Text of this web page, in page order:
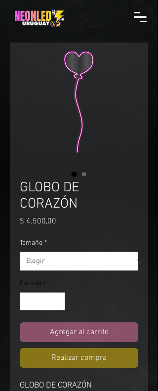
GLOBO DE
CORAZÓN
$ 4.500,00
Tamaño *
Cantidad *
Agregar al carrito
Realizar compra
GLOBO DE CORAZÓN